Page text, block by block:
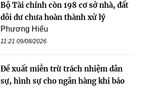
Bộ Tài chính còn 198 cơ sở nhà, đất
dôi dư chưa hoàn thành xử lý
Phương Hiếu
11:21 09/08/2026
Đề xuất miễn trừ trách nhiệm dân
sự, hình sự cho ngân hàng khi báo